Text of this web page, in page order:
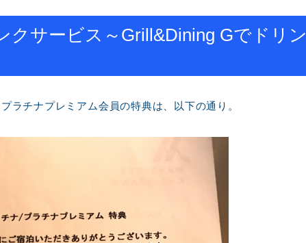
クサービス～Grill&Dining Gでドリン
ラチナプレミアム会員の特典は、以下の通り。